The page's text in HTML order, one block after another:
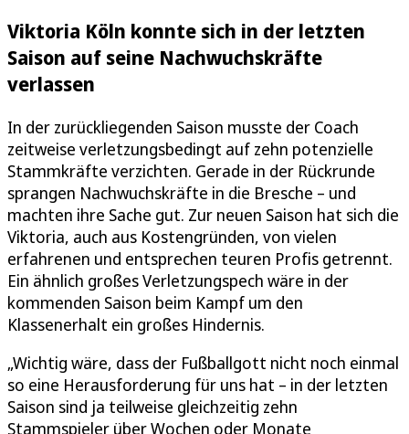
Viktoria Köln konnte sich in der letzten
Saison auf seine Nachwuchskräfte
verlassen
In der zurückliegenden Saison musste der Coach
zeitweise verletzungsbedingt auf zehn potenzielle
Stammkräfte verzichten. Gerade in der Rückrunde
sprangen Nachwuchskräfte in die Bresche – und
machten ihre Sache gut. Zur neuen Saison hat sich die
Viktoria, auch aus Kostengründen, von vielen
erfahrenen und entsprechen teuren Profis getrennt.
Ein ähnlich großes Verletzungspech wäre in der
kommenden Saison beim Kampf um den
Klassenerhalt ein großes Hindernis.
„Wichtig wäre, dass der Fußballgott nicht noch einmal
so eine Herausforderung für uns hat – in der letzten
Saison sind ja teilweise gleichzeitig zehn
Stammspieler über Wochen oder Monate